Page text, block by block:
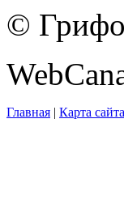
©
Главная | Карта сайта